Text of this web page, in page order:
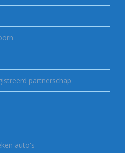
partnerschap
auto's